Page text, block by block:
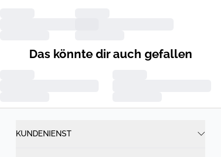
Das könnte dir auch gefallen
KUNDENIENST